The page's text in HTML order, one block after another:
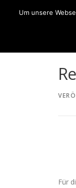
Für
Um unsere